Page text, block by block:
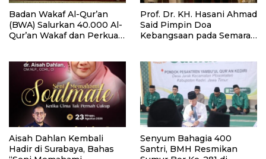
Badan Wakaf Al-Qur’an
(BWA) Salurkan 40.000 Al-
Qur’an Wakaf dan Perkuat
Prof. Dr. KH. Hasani Ahmad
Said Pimpin Doa
Kebangsaan pada Semarak
dan Pemasyarakatan RI
Aisah Dahlan Kembali
Hadir di Surabaya, Bahas
Senyum Bahagia 400
Santri, BMH Resmikan